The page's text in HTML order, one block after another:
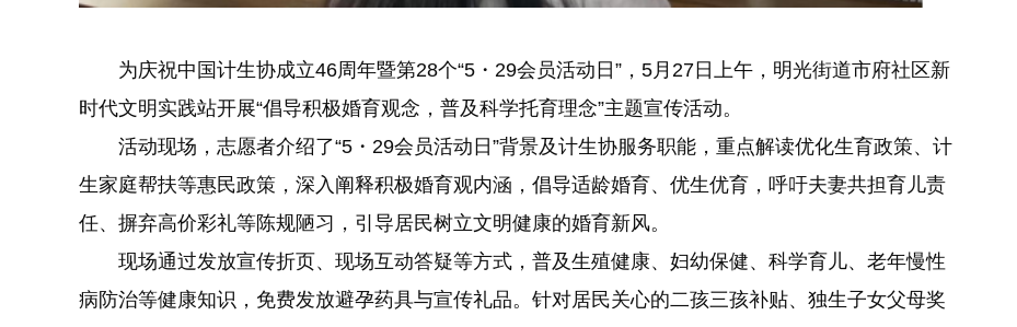
为庆祝中国计生协成立46周年暨第28个“5・29会员活动日”，5月27日上午，明光街道市府社区新
时代文明实践站开展“倡导积极婚育观念，普及科学托育理念”主题宣传活动。
活动现场，志愿者介绍了“5・29会员活动日”背景及计生协服务职能，重点解读优化生育政策、计
生家庭帮扶等惠民政策，深入阐释积极婚育观内涵，倡导适龄婚育、优生优育，呼吁夫妻共担育儿责
任、摒弃高价彩礼等陈规陋习，引导居民树立文明健康的婚育新风。
现场通过发放宣传折页、现场互动答疑等方式，普及生殖健康、妇幼保健、科学育儿、老年慢性
病防治等健康知识，免费发放避孕药具与宣传礼品。针对居民关心的二孩三孩补贴、独生子女父母奖